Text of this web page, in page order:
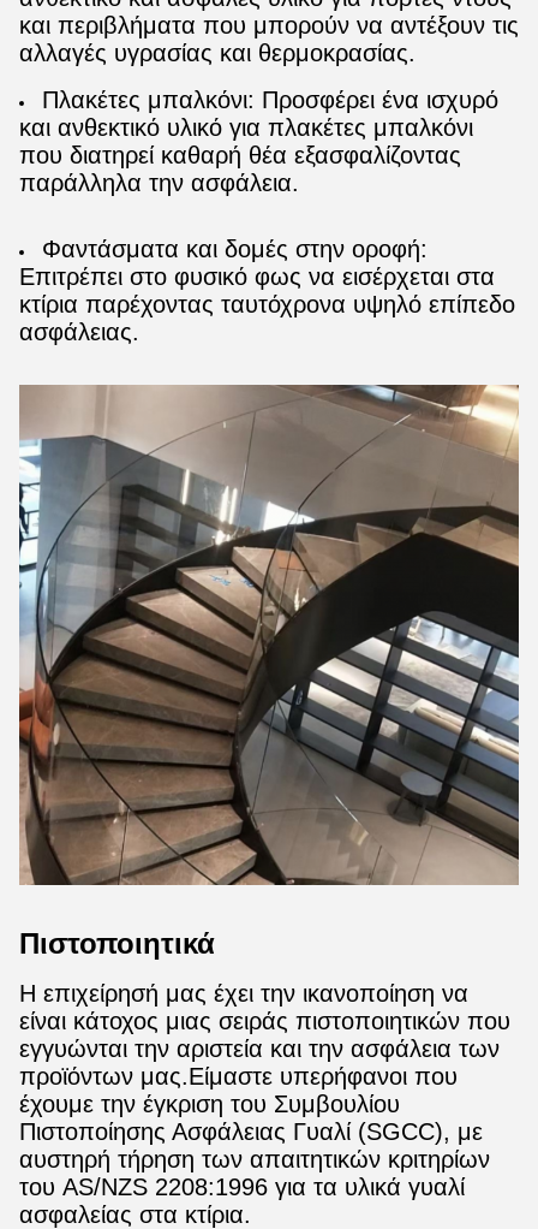
και περιβλήματα που μπορούν να αντέξουν τις
αλλαγές υγρασίας και θερμοκρασίας.
Πλακέτες μπαλκόνι: Προσφέρει ένα ισχυρό
και ανθεκτικό υλικό για πλακέτες μπαλκόνι
που διατηρεί καθαρή θέα εξασφαλίζοντας
παράλληλα την ασφάλεια.
Φαντάσματα και δομές στην οροφή:
Επιτρέπει στο φυσικό φως να εισέρχεται στα
κτίρια παρέχοντας ταυτόχρονα υψηλό επίπεδο
ασφάλειας.
Πιστοποιητικά
Η επιχείρησή μας έχει την ικανοποίηση να
είναι κάτοχος μιας σειράς πιστοποιητικών που
εγγυώνται την αριστεία και την ασφάλεια των
προϊόντων μας.Είμαστε υπερήφανοι που
έχουμε την έγκριση του Συμβουλίου
Πιστοποίησης Ασφάλειας Γυαλί (SGCC), με
αυστηρή τήρηση των απαιτητικών κριτηρίων
του AS/NZS 2208:1996 για τα υλικά γυαλί
ασφαλείας στα κτίρια.